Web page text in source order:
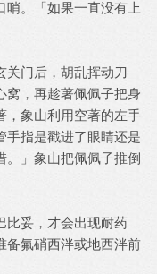
。「如果一直没有上
门后，胡乱挥动刀
窝，再趁著佩佩子把身
，象山利用空著的左手
手指是戳进了眼睛还是
。」象山把佩佩子推倒
妥，才会出现耐药
备氟硝西泮或地西泮前